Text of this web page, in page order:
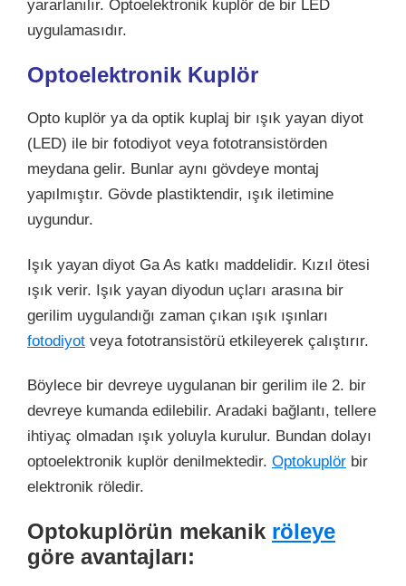
yararlanılır. Optoelektronik kuplör de bir LED
uygulamasıdır.
Optoelektronik Kuplör
Opto kuplör ya da optik kuplaj bir ışık yayan diyot
(LED) ile bir fotodiyot veya fototransistörden
meydana gelir. Bunlar aynı gövdeye montaj
yapılmıştır. Gövde plastiktendir, ışık iletimine
uygundur.
Işık yayan diyot Ga As katkı maddelidir. Kızıl ötesi
ışık verir. Işık yayan diyodun uçları arasına bir
gerilim uygulandığı zaman çıkan ışık ışınları
fotodiyot veya fototransistörü etkileyerek çalıştırır.
Böylece bir devreye uygulanan bir gerilim ile 2. bir
devreye kumanda edilebilir. Aradaki bağlantı, tellere
ihtiyaç olmadan ışık yoluyla kurulur. Bundan dolayı
optoelektronik kuplör denilmektedir. Optokuplör bir
elektronik röledir.
Optokuplörün mekanik röleye
göre avantajları: